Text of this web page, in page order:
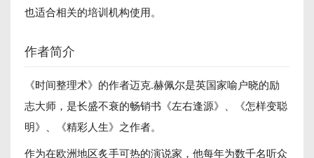
也适合相关的培训机构使用。
作者简介
《时间整理术》的作者迈克.赫佩尔是英国家喻户晓的励
志大师，是长盛不衰的畅销书《左右逢源》、《怎样变聪
明》、《精彩人生》之作者。
作为在欧洲地区炙手可热的演说家，他每年为数千名听众